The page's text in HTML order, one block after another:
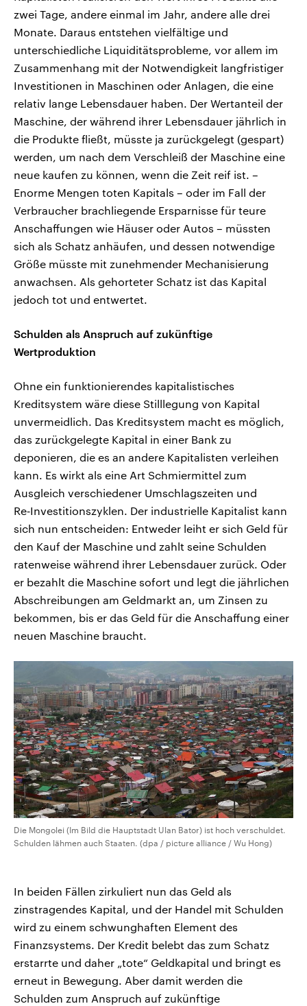
zwei Tage, andere einmal im Jahr, andere alle drei
Monate. Daraus entstehen vielfältige und
unterschiedliche Liquiditätsprobleme, vor allem im
Zusammenhang mit der Notwendigkeit langfristiger
Investitionen in Maschinen oder Anlagen, die eine
relativ lange Lebensdauer haben. Der Wertanteil der
Maschine, der während ihrer Lebensdauer jährlich in
die Produkte fließt, müsste ja zurückgelegt (gespart)
werden, um nach dem Verschleiß der Maschine eine
neue kaufen zu können, wenn die Zeit reif ist. –
Enorme Mengen toten Kapitals – oder im Fall der
Verbraucher brachliegende Ersparnisse für teure
Anschaffungen wie Häuser oder Autos – müssten
sich als Schatz anhäufen, und dessen notwendige
Größe müsste mit zunehmender Mechanisierung
anwachsen. Als gehorteter Schatz ist das Kapital
jedoch tot und entwertet.
Schulden als Anspruch auf zukünftige
Wertproduktion
Ohne ein funktionierendes kapitalistisches
Kreditsystem wäre diese Stilllegung von Kapital
unvermeidlich. Das Kreditsystem macht es möglich,
das zurückgelegte Kapital in einer Bank zu
deponieren, die es an andere Kapitalisten verleihen
kann. Es wirkt als eine Art Schmiermittel zum
Ausgleich verschiedener Umschlagszeiten und
Re‑Investitionszyklen. Der industrielle Kapitalist kann
sich nun entscheiden: Entweder leiht er sich Geld für
den Kauf der Maschine und zahlt seine Schulden
ratenweise während ihrer Lebensdauer zurück. Oder
er bezahlt die Maschine sofort und legt die jährlichen
Abschreibungen am Geldmarkt an, um Zinsen zu
bekommen, bis er das Geld für die Anschaffung einer
neuen Maschine braucht.
Die Mongolei (Im Bild die Hauptstadt Ulan Bator) ist hoch verschuldet.
Schulden lähmen auch Staaten. (dpa / picture alliance / Wu Hong)
In beiden Fällen zirkuliert nun das Geld als
zinstragendes Kapital, und der Handel mit Schulden
wird zu einem schwunghaften Element des
Finanzsystems. Der Kredit belebt das zum Schatz
erstarrte und daher „tote“ Geldkapital und bringt es
erneut in Bewegung. Aber damit werden die
Schulden zum Anspruch auf zukünftige